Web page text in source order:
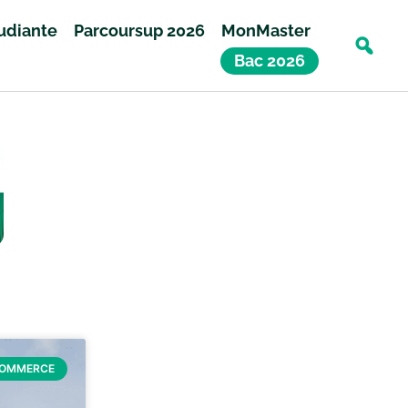
Parcoursup 2026
MonMaster
Bac 2026